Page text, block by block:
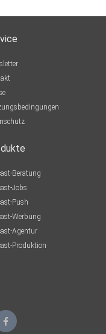
Beratung
Jobs
Push
Werbung
Agentur
Produktion